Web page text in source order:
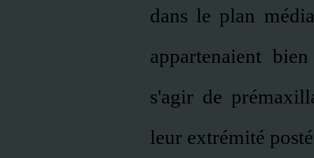
dans le plan
appartenaient
s'agir de
leur extrémité